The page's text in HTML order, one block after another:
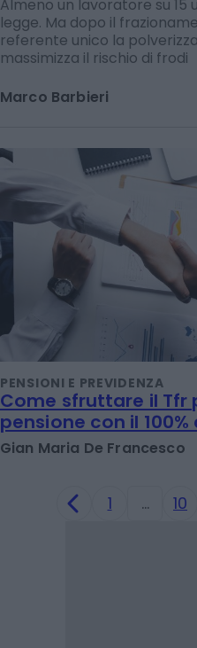
Almeno un lavoratore su 15
legge. Ma dopo il
referente unico la
massimizza il rischio di frodi
Marco Barbieri
PENSIONI E PREVIDENZA
Come sfruttare il Tfr
pensione con il
Gian Maria De Francesco
1 … 10